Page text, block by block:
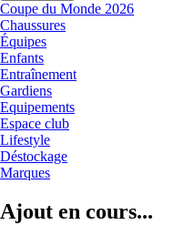
Coupe du Monde 2026
Chaussures
Équipes
Enfants
Entraînement
Gardiens
Equipements
Espace club
Lifestyle
Déstockage
Marques
Ajout en cours...